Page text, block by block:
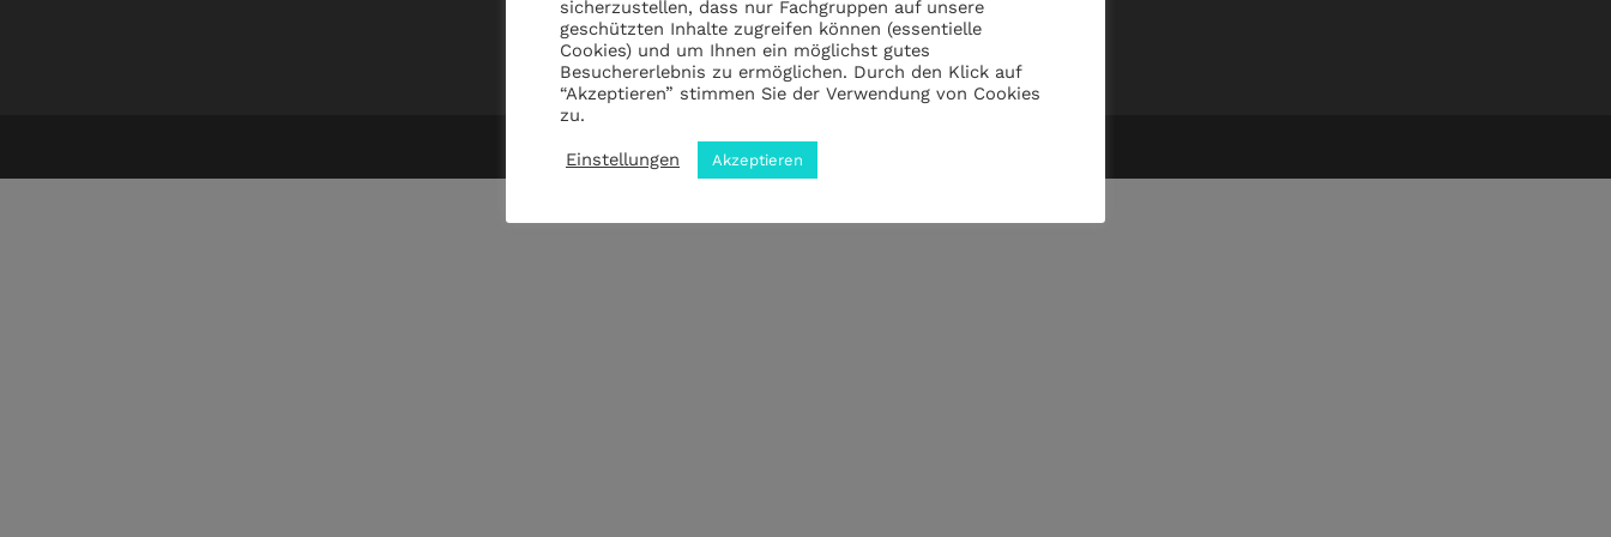
Impressum |Datenschutz|ANB
© 2023 by meZWEI designed by drehbankmedia
sicherzustellen, dass nur Fachgruppen auf unsere
geschützten Inhalte zugreifen können (essentielle
Cookies) und um Ihnen ein möglichst gutes
Besuchererlebnis zu ermöglichen. Durch den Klick auf
“Akzeptieren” stimmen Sie der Verwendung von Cookies
zu.
Einstellungen Akzeptieren